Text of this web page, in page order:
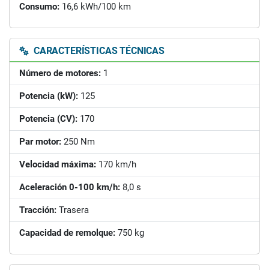
Consumo: 16,6 kWh/100 km
CARACTERÍSTICAS TÉCNICAS
Número de motores: 1
Potencia (kW): 125
Potencia (CV): 170
Par motor: 250 Nm
Velocidad máxima: 170 km/h
Aceleración 0-100 km/h: 8,0 s
Tracción: Trasera
Capacidad de remolque: 750 kg